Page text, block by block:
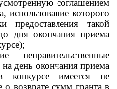
соглашением
использование которого
предоставления такой
дня окончания приема
неправительственные
день окончания приема
конкурсе имеется не
о возврате сумм гранта в